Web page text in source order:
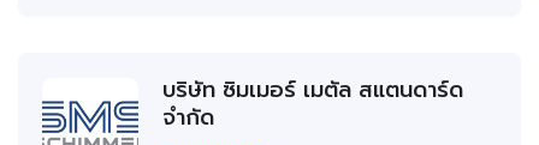
บริษัท ซิมเมอร์ เมตัล สแตนดาร์ด
จำกัด